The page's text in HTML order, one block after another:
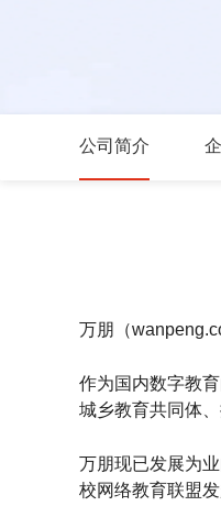
公司简介
万朋（
作为国内数字教
城乡教育共同体
万朋现已发展为
校网络教育联盟